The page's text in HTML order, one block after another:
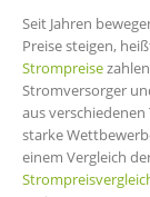
Seit Jahren
Preise steigen,
Strompreise
Stromversorger
aus verschiedenen
starke
einem Vergleich